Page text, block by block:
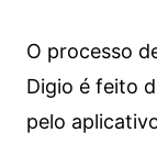
O processo
Digio é feito
pelo